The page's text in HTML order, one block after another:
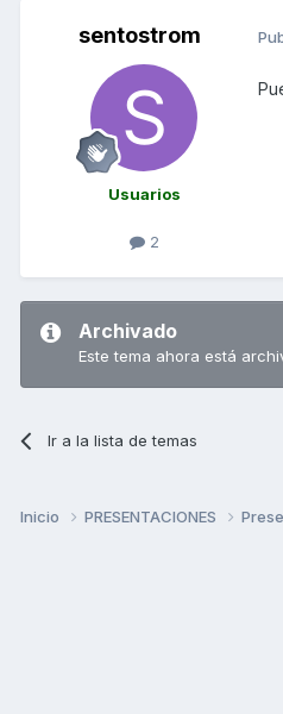
sentostrom
Usuarios
2
Archivado
Este tema ahora está
Ir a la lista de temas
Inicio PRESENTACIONES